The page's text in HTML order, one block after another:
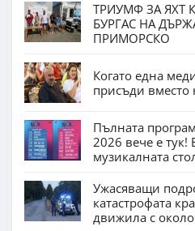
ТРИУМФ ЗА ЯХТ
БУРГАС НА
ПРИМОРСКО
Когато една
присъди
Пълната
2026 вече е тук!
музикалната
Ужасяващи
катастрофата
движила с